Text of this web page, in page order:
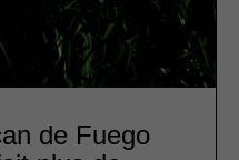
de Fuego